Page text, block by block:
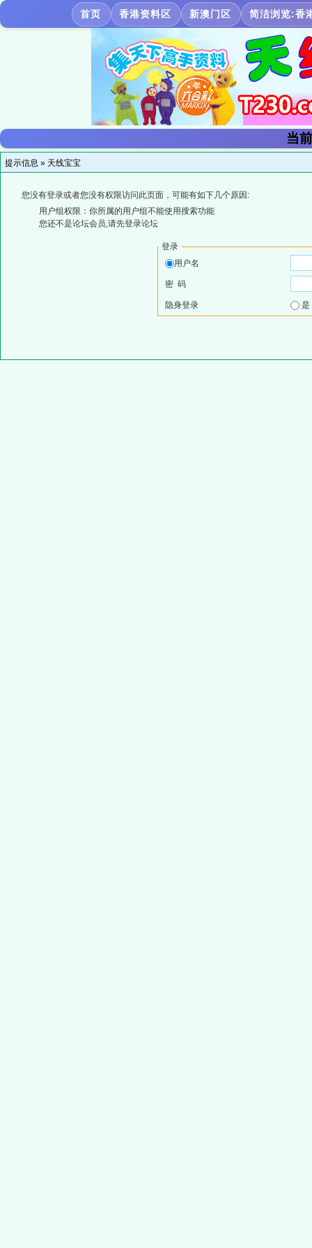
首页 香港资料区 新澳门区 简洁浏览:香
当
提示信息 » 天线宝宝
您没有登录或者您没有权限访问此页面，可能有如下几个原因:
用户组权限：你所属的用户组不能使用搜索功能
您还不是论坛会员,请先登录论坛
登录
用户名
密 码
隐身登录